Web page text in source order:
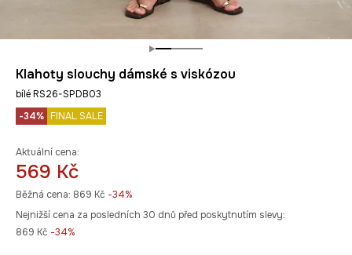
Klahoty slouchy dámské s viskózou
bílé RS26-SPDB03
-34% FINAL SALE
Aktuální cena:
569 Kč
Běžná cena: 869 Kč -34%
Nejnižší cena za posledních 30 dnů před poskytnutím slevy:
869 Kč -34%